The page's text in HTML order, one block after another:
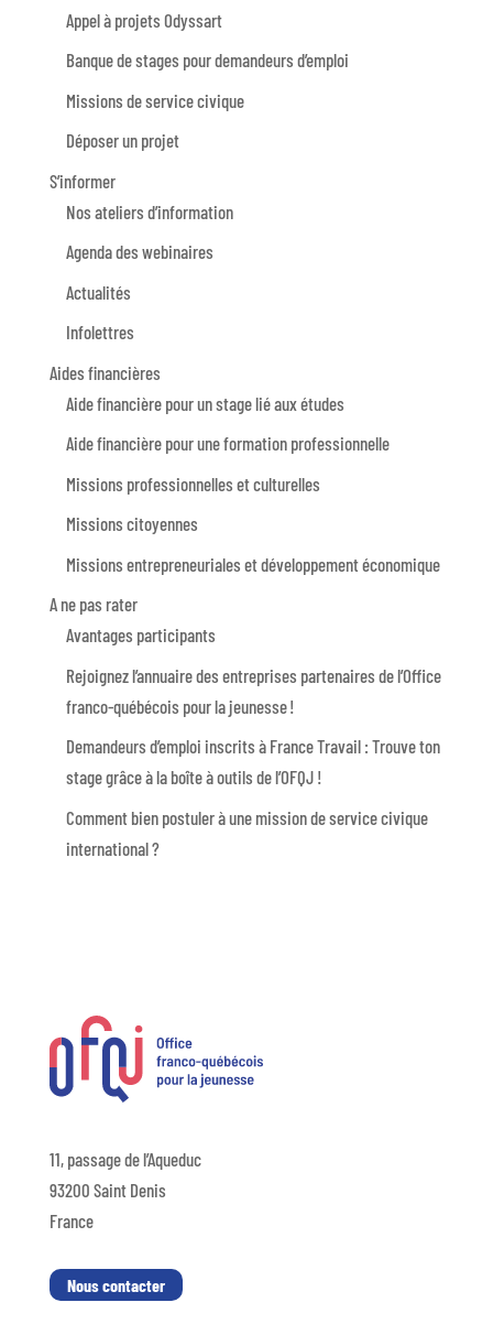
Appel à projets Odyssart
Banque de stages pour demandeurs d’emploi
Missions de service civique
Déposer un projet
S’informer
Nos ateliers d’information
Agenda des webinaires
Actualités
Infolettres
Aides financières
Aide financière pour un stage lié aux études
Aide financière pour une formation professionnelle
Missions professionnelles et culturelles
Missions citoyennes
Missions entrepreneuriales et développement économique
A ne pas rater
Avantages participants
Rejoignez l’annuaire des entreprises partenaires de l’Office
franco-québécois pour la jeunesse !
Demandeurs d’emploi inscrits à France Travail : Trouve ton
stage grâce à la boîte à outils de l’OFQJ !
Comment bien postuler à une mission de service civique
international ?
11, passage de l’Aqueduc
93200 Saint Denis
France
Nous contacter